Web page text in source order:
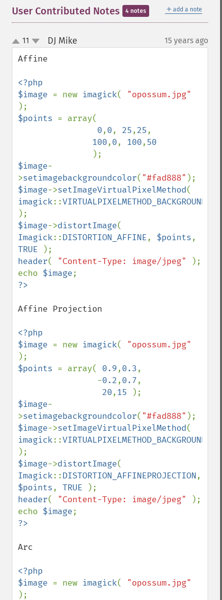
＋ add a note
User Contributed Notes 4 notes
up
down
11 DJ Mike 15 years ago
Affine
<?php
$image = new imagick(
$points = array(
0,0, 25,25,
100,0, 100,50
$image-
>setimagebackgroundcolor( "#fad888"
$image->setImageVirtualPixelMethod
imagick::
$image->distortImage
Imagick::DISTORTION_AFFINE, $points
TRUE
header( "Content-Type: image/jpeg"
);
echo $image
Affine Projection
<?php
$image = new imagick(
$points = array( 0.9,0.3,
                -
0.2,0.7,
20,15
$image-
>setimagebackgroundcolor( "#fad888"
$image->setImageVirtualPixelMethod
imagick::
$image->distortImage
Imagick::DISTORTION_AFFINEPROJECTION
$points, TRUE
header( "Content-Type: image/jpeg"
);
echo $image
Arc
<?php
$image = new imagick(